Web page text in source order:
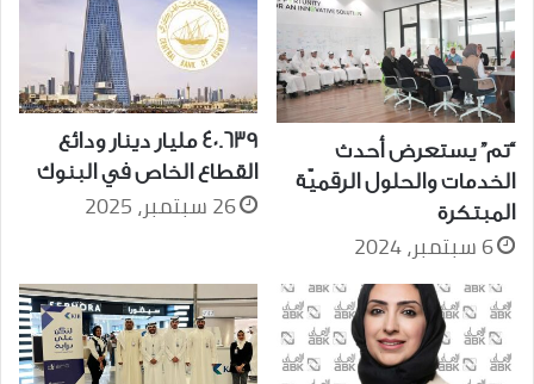
“تم” يستعرض أحدث
الخدمات والحلول الرقميّة
المبتكرة
6 سبتمبر، 2024
40.639 مليار دينار ودائع
القطاع الخاص في البنوك
26 سبتمبر، 2025